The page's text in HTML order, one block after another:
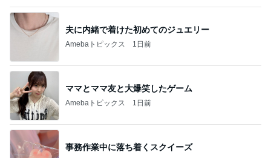
夫に内緒で着けた初めてのジュエリー
Amebaトピックス 1日前
ママとママ友と大爆笑したゲーム
Amebaトピックス 1日前
事務作業中に落ち着くスクイーズ